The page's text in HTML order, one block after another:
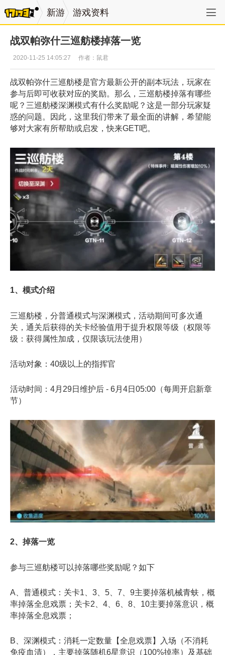
新游 游戏资料
战双帕弥什三巡舫楼掉落一览
2020-11-25 14:05:27 作者：鼠君
战双帕弥什三巡舫楼是官方最新公开的副本玩法，玩家在
参与后即可收获对应的奖励。那么，三巡舫楼掉落有哪些
呢？三巡舫楼深渊模式有什么奖励呢？这是一部分玩家疑
惑的问题。因此，这里我们带来了最全面的讲解，希望能
够对大家有所帮助或启发，快来GET吧。
1、模式介绍
三巡舫楼，分普通模式与深渊模式，活动期间可多次通
关，通关后获得的关卡经验值用于提升权限等级（权限等
级：获得属性加成，仅限该玩法使用）
活动对象：40级以上的指挥官
活动时间：4月29日维护后 - 6月4日05:00（每周开启新章
节）
2、掉落一览
参与三巡舫楼可以掉落哪些奖励呢？如下
A、普通模式：关卡1、3、5、7、9主要掉落机械青蚨，概
率掉落全息戏票；关卡2、4、6、8、10主要掉落意识，概
率掉落全息戏票；
B、深渊模式：消耗一定数量【全息戏票】入场（不消耗
免疫血清），主要掉落随机6星意识（100%掉率）及基础